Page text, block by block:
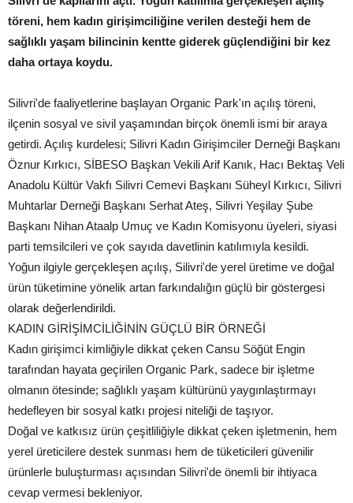
töreni, hem kadın girişimciliğine verilen desteği hem de
sağlıklı yaşam bilincinin kentte giderek güçlendiğini bir kez
daha ortaya koydu.
Silivri'de faaliyetlerine başlayan Organic Park'ın açılış töreni,
ilçenin sosyal ve sivil yaşamından birçok önemli ismi bir araya
getirdi. Açılış kurdelesi; Silivri Kadın Girişimciler Derneği Başkanı
Öznur Kırkıcı, SİBESO Başkan Vekili Arif Kanık, Hacı Bektaş Veli
Anadolu Kültür Vakfı Silivri Cemevi Başkanı Süheyl Kırkıcı, Silivri
Muhtarlar Derneği Başkanı Serhat Ateş, Silivri Yeşilay Şube
Başkanı Nihan Ataalp Umuç ve Kadın Komisyonu üyeleri, siyasi
parti temsilcileri ve çok sayıda davetlinin katılımıyla kesildi.
Yoğun ilgiyle gerçekleşen açılış, Silivri'de yerel üretime ve doğal
ürün tüketimine yönelik artan farkındalığın güçlü bir göstergesi
olarak değerlendirildi.
KADIN GİRİŞİMCİLİĞİNİN GÜÇLÜ BİR ÖRNEĞİ
Kadın girişimci kimliğiyle dikkat çeken Cansu Söğüt Engin
tarafından hayata geçirilen Organic Park, sadece bir işletme
olmanın ötesinde; sağlıklı yaşam kültürünü yaygınlaştırmayı
hedefleyen bir sosyal katkı projesi niteliği de taşıyor.
Doğal ve katkısız ürün çeşitliliğiyle dikkat çeken işletmenin, hem
yerel üreticilere destek sunması hem de tüketicileri güvenilir
ürünlerle buluşturması açısından Silivri'de önemli bir ihtiyaca
cevap vermesi bekleniyor.